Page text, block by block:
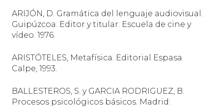
ARIJÓN, D. Gramática del lenguaje audiovisual.
Guipúzcoa. Editor y titular: Escuela de cine y
vídeo. 1976.
ARISTÓTELES, Metafísica. Editorial Espasa
Calpe, 1993.
BALLESTEROS, S. y GARCIA RODRIGUEZ, B.
Procesos psicológicos básicos. Madrid: